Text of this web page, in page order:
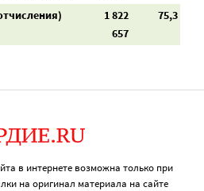
1 822
657
75,3
в интернете возможна только при
на оригинал материала на сайте